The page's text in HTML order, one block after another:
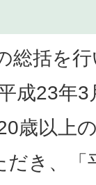
総括を
成23年
歳以上
き、「